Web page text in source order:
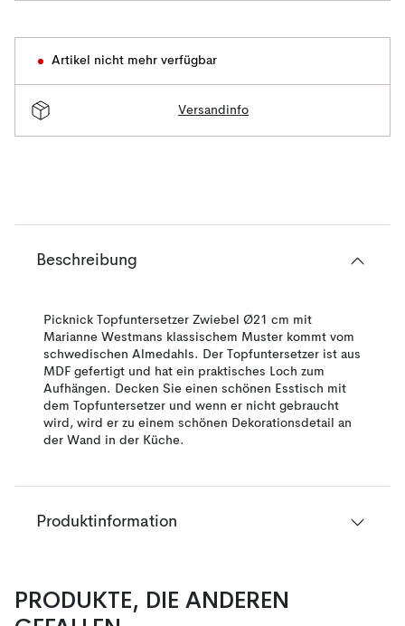
Artikel nicht mehr verfügbar
Versandinfo
Beschreibung
Picknick Topfuntersetzer Zwiebel Ø21 cm mit
Marianne Westmans klassischem Muster kommt vom
schwedischen Almedahls. Der Topfuntersetzer ist aus
MDF gefertigt und hat ein praktisches Loch zum
Aufhängen. Decken Sie einen schönen Esstisch mit
dem Topfuntersetzer und wenn er nicht gebraucht
wird, wird er zu einem schönen Dekorationsdetail an
der Wand in der Küche.
Produktinformation
PRODUKTE, DIE ANDEREN